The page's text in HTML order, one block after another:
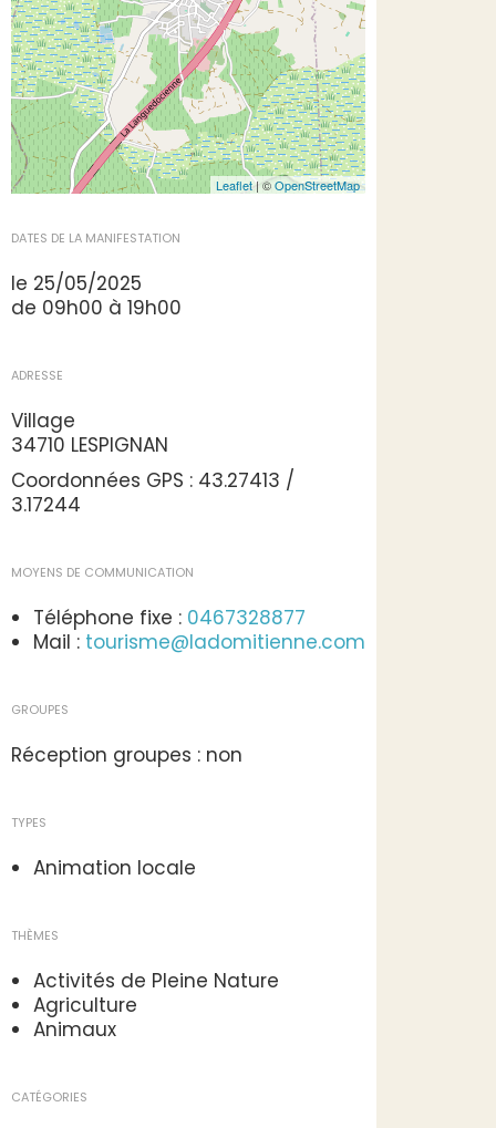
Leaflet| ©OpenStreetMap
DATES DE LA MANIFESTATION
le 25/05/2025
de 09h00 à 19h00
ADRESSE
Village
34710 LESPIGNAN
Coordonnées GPS : 43.27413 /
3.17244
MOYENS DE COMMUNICATION
Téléphone fixe : 0467328877
Mail : tourisme@ladomitienne.com
GROUPES
Réception groupes : non
TYPES
Animation locale
THÈMES
Activités de Pleine Nature
Agriculture
Animaux
CATÉGORIES